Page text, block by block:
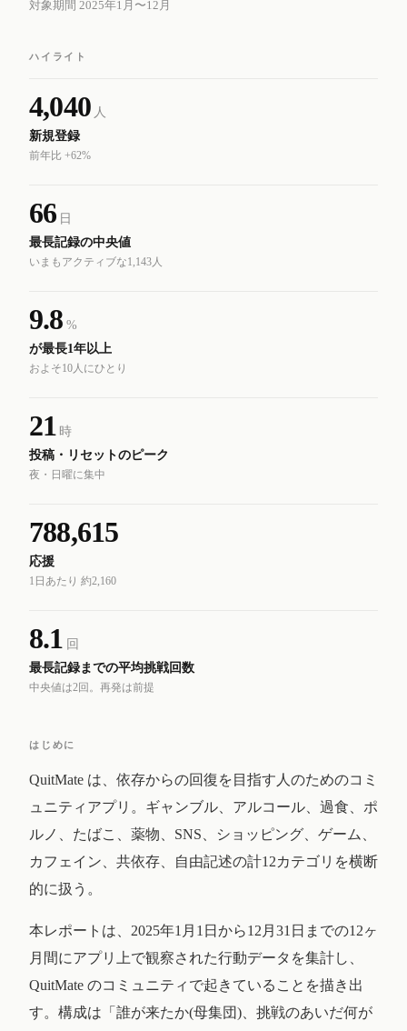
対象期間 2025年1月〜12月
ハイライト
4,040 人
新規登録
前年比 +62%
66 日
最長記録の中央値
いまもアクティブな1,143人
9.8 %
が最長1年以上
およそ10人にひとり
21 時
投稿・リセットのピーク
夜・日曜に集中
788,615
応援
1日あたり 約2,160
8.1 回
最長記録までの平均挑戦回数
中央値は2回。再発は前提
はじめに
QuitMate は、依存からの回復を目指す人のためのコミ
ュニティアプリ。ギャンブル、アルコール、過食、ポ
ルノ、たばこ、薬物、SNS、ショッピング、ゲーム、
カフェイン、共依存、自由記述の計12カテゴリを横断
的に扱う。
本レポートは、2025年1月1日から12月31日までの12ヶ
月間にアプリ上で観察された行動データを集計し、
QuitMate のコミュニティで起きていることを描き出
す。構成は「誰が来たか(母集団)、挑戦のあいだ何が